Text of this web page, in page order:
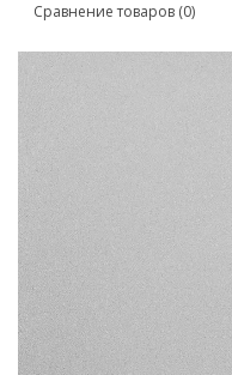
Сравнение товаров (0)